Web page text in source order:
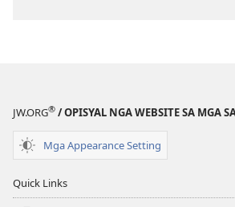
JW.ORG® / OPISYAL NGA WEBSITE SA MGA
Mga Appearance Setting
Quick Links